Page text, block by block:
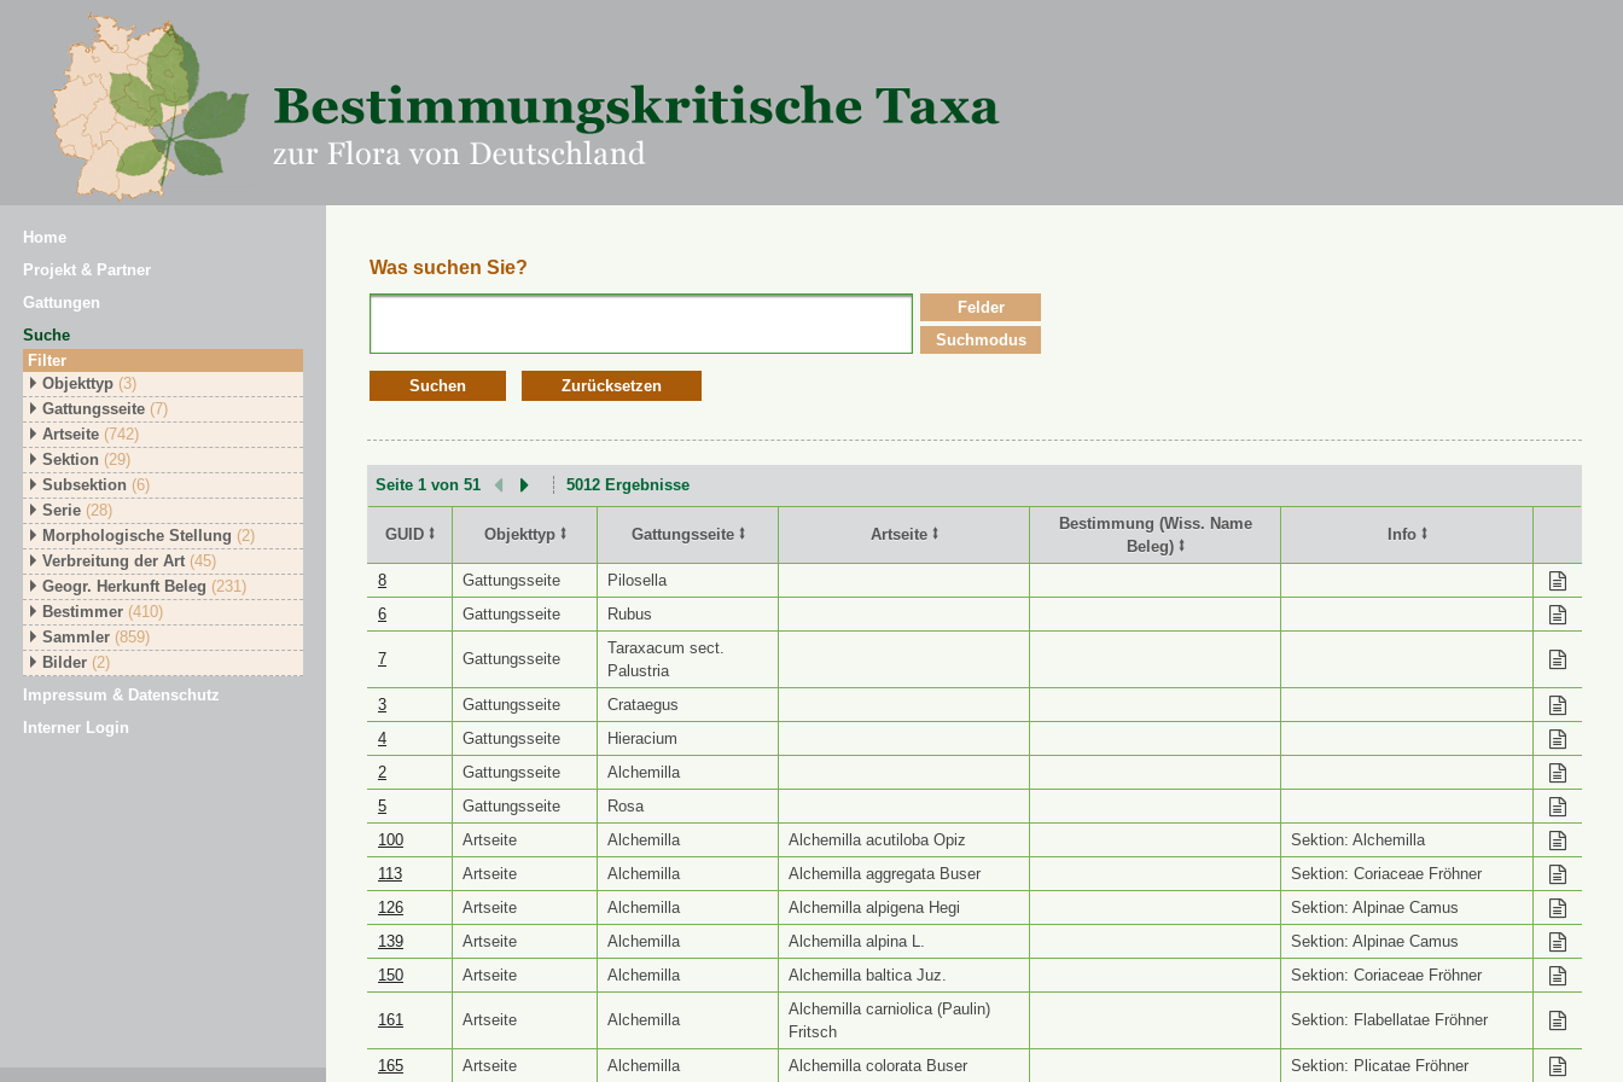
Home
Projekt & Partner
Gattungen
Suche
Filter
Objekttyp (3)
Gattungsseite (7)
Artseite (742)
Sektion (29)
Subsektion (6)
Serie (28)
Morphologische Stellung (2)
Verbreitung der Art (45)
Geogr. Herkunft Beleg (231)
Bestimmer (410)
Sammler (859)
Bilder (2)
Impressum & Datenschutz
Interner Login
Was suchen Sie?
Suchen Zurücksetzen
Felder
Suchmodus
Seite 1 von 51 5012 Ergebnisse
GUID ⭥ Objekttyp ⭥ Gattungsseite ⭥ Artseite ⭥
Bestimmung (Wiss. Name
Beleg) ⭥
Info ⭥
GUID ⭥ Objekttyp ⭥ Gattungsseite ⭥
Beleg) ⭥
8 Gattungsseite
Pilosella
6
Gattungsseite Rubus
7 Gattungsseite
Taraxacum sect.
Palustria
3
Gattungsseite
Crataegus
4
Gattungsseite
Hieracium
2
Gattungsseite
Alchemilla
5
Gattungsseite
Rosa
100
Artseite Alchemilla Alchemilla acutiloba Opiz
Sektion: Alchemilla
113
Artseite Alchemilla Alchemilla aggregata Buser
Sektion: Coriaceae Fröhner
126
Artseite Alchemilla Alchemilla alpigena Hegi
Sektion: Alpinae Camus
139
Artseite Alchemilla Alchemilla alpina L.
Sektion: Alpinae Camus
150
Artseite Alchemilla Alchemilla baltica Juz. Sektion: Coriaceae Fröhner
161 Artseite Alchemilla
Alchemilla carniolica (Paulin)
Fritsch
Sektion: Flabellatae Fröhner
165 Artseite Alchemilla Alchemilla colorata Buser Sektion: Plicatae Fröhner